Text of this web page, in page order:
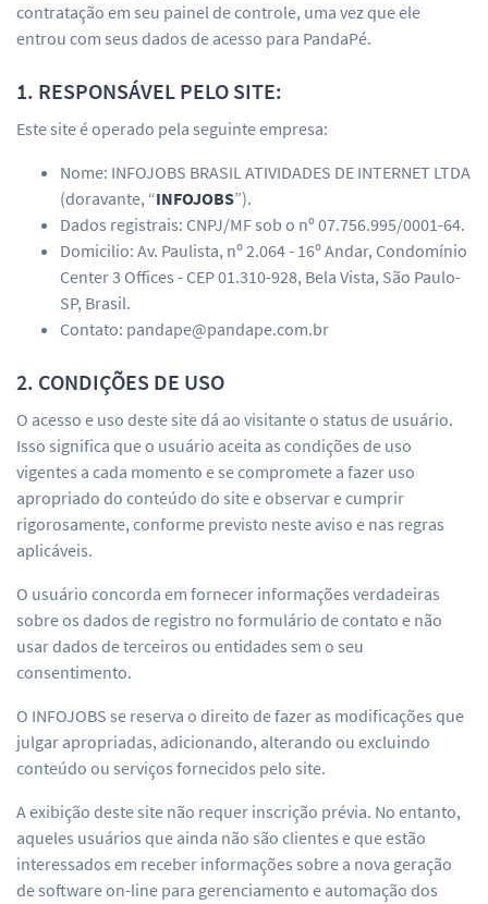
contratação em seu painel de controle, uma vez que ele
entrou com seus dados de acesso para PandaPé.
1. RESPONSÁVEL PELO SITE:
Este site é operado pela seguinte empresa:
Nome: INFOJOBS BRASIL ATIVIDADES DE INTERNET LTDA
(doravante, “INFOJOBS”).
Dados registrais: CNPJ/MF sob o nº 07.756.995/0001-64.
Domicilio: Av. Paulista, nº 2.064 - 16º Andar, Condomínio
Center 3 Offices - CEP 01.310-928, Bela Vista, São Paulo-
SP, Brasil.
Contato: pandape@pandape.com.br
2. CONDIÇÕES DE USO
O acesso e uso deste site dá ao visitante o status de usuário.
Isso significa que o usuário aceita as condições de uso
vigentes a cada momento e se compromete a fazer uso
apropriado do conteúdo do site e observar e cumprir
rigorosamente, conforme previsto neste aviso e nas regras
aplicáveis.
O usuário concorda em fornecer informações verdadeiras
sobre os dados de registro no formulário de contato e não
usar dados de terceiros ou entidades sem o seu
consentimento.
O INFOJOBS se reserva o direito de fazer as modificações que
julgar apropriadas, adicionando, alterando ou excluindo
conteúdo ou serviços fornecidos pelo site.
A exibição deste site não requer inscrição prévia. No entanto,
aqueles usuários que ainda não são clientes e que estão
interessados em receber informações sobre a nova geração
de software on-line para gerenciamento e automação dos